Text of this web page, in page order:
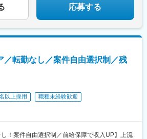
応募する
／転勤なし／案件自由選択制／残
以上採用
職種未経験歓迎
し！案件自由選択制／前給保障で収入UP】上流